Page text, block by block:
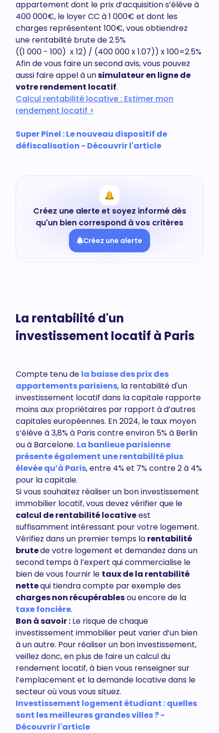
appartement dont le prix d’acquisition s’élève à
400 000€, le loyer CC à 1 000€ et dont les
charges représentent 100€, vous obtiendrez
une rentabilité brute de 2.5%
((1 000 - 100) x 12) / (400 000 x 1.07)) x 100=2.5%
Afin de vous faire un second avis, vous pouvez
aussi faire appel à unsimulateur en ligne de
votre rendement locatif.
Calcul rentabilité locative : Estimer mon
rendement locatif >
Super Pinel : Le nouveau dispositif de
défiscalisation - Découvrir l'article
Créez une alerte et soyez informé dès
qu'un bien correspond à vos critères
Créez une alerte
La rentabilité d'un
investissement locatif à Paris
Compte tenu de la baisse des prix des
appartements parisiens, la rentabilité d'un
investissement locatif dans la capitale rapporte
moins aux propriétaires par rapport à d’autres
capitales européennes. En 2024, le taux moyen
s’élève à 3,8% à Paris contre environ 5% à Berlin
ou à Barcelone. La banlieue parisienne
présente également une rentabilité plus
élevée qu’à Paris, entre 4% et 7% contre 2 à 4%
pour la capitale.
Si vous souhaitez réaliser un bon investissement
immobilier locatif, vous devez vérifier que le
calcul de rentabilité locativeest
suffisamment intéressant pour votre logement.
Vérifiez dans un premier temps la rentabilité
brutede votre logement et demandez dans un
second temps à l’expert qui commercialise le
bien de vous fournir le taux de la rentabilité
nettequi tiendra compte par exemple des
charges non récupérablesou encore de la
taxe foncière.
Bon à savoir : Le risque de chaque
investissement immobilier peut varier d’un bien
à un autre. Pour réaliser un bon investissement,
veillez donc, en plus de faire un calcul du
rendement locatif, à bien vous renseigner sur
l’emplacement et la demande locative dans le
secteur où vous vous situez.
Investissement logement étudiant : quelles
sont les meilleures grandes villes ? -
Découvrir l'article